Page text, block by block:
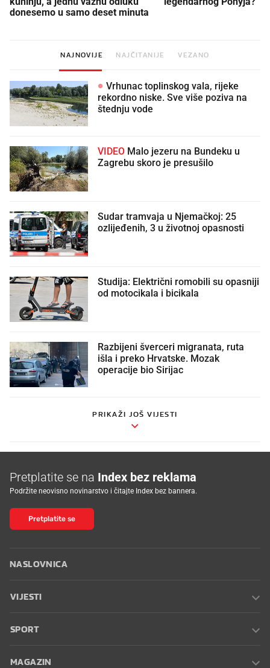
donesemo u samo deset minuta
NAJNOVIJE NAJČITANIJE VEZANO
Vrhunac toplinskog vala, rijeke
rekordno niske. Sve više poziva na
štednju vode
VIDEO
Zagrebu skoro je presušilo
Sudar tramvaja u Njemačkoj: 25
ozlijeđenih, 3 u životnoj opasnosti
Studija: Električni romobili su opasniji
od motocikala i bicikala
Razbijeni šverceri migranata, ruta
išla i preko Hrvatske. Mozak
operacije bio Sirijac
PRIKAŽI JOŠ VIJESTI
Pretplatite se na Index bez reklama
Podržite neovisno novinarstvo i čitajte Index bez bannera.
Pretplatite se
NASLOVNICA
VIJESTI
SPORT
MAGAZIN